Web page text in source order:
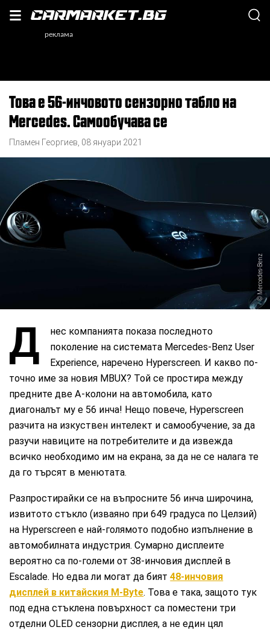
Това е 56-инчовото сензорно табло на
Mercedes. Самообучава се
Пламен Георгиев 08 януари 2021
Mercedes-Benz
Д
нес компанията показа последното
поколение на системата Mercedes-Benz User
Experience, наречено Hyperscreen. И какво по-
точно име за новия MBUX? Той се простира между
предните две А-колони на автомобила, като
диагоналът му е 56 инча! Нещо повече, Hyperscreen
разчита на изкуствен интелект и самообучение, за да
разучи навиците на потребителите и да извежда
всичко необходимо им на екрана, за да не се налага те
да го търсят в менютата.
Разпростирайки се на въпросните 56 инча широчина,
извитото стъкло (изваяно при 649 градуса по Целзий)
на Hyperscreen е най-голямото подобно изпълнение в
автомобилната индустрия. Сумарно дисплеите
вероятно са по-големи от 38-инчовия дисплей в
Escalade. Но едва ли могат да бият48-инчовия
дисплей в китайския M-Byte. Това е така, защото тук
под една стъклена повърхност са поместени три
отделни OLED сензорни дисплея, а не един цял